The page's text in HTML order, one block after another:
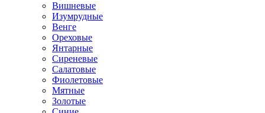
Вишневые
Изумрудные
Венге
Ореховые
Янтарные
Сиреневые
Салатовые
Фиолетовые
Мятные
Золотые